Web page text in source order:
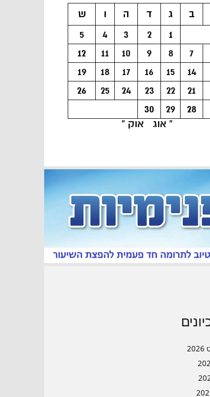
ב ג ד ה ו
ש
1
2
3
4
5
7
8
9
10
11
12
14
15
16
17
18
19
21
22
23
24
25
26
28
29
30
« אוג
אוק »